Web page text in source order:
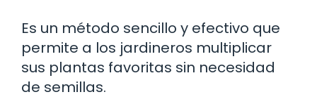
Es un método sencillo y efectivo que
permite a los jardineros multiplicar
sus plantas favoritas sin necesidad
de semillas.